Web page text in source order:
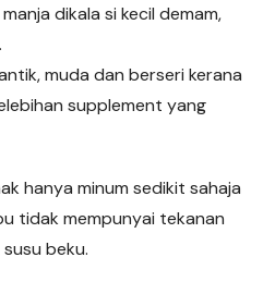
dikala si kecil demam,
muda dan berseri kerana
supplement yang
hanya minum sedikit sahaja
tidak mempunyai tekanan
beku.